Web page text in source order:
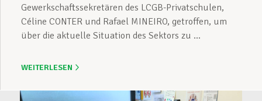
Gewerkschaftssekretären des LCGB-Privatschulen,
Céline CONTER und Rafael MINEIRO, getroffen, um
über die aktuelle Situation des Sektors zu ...
WEITERLESEN